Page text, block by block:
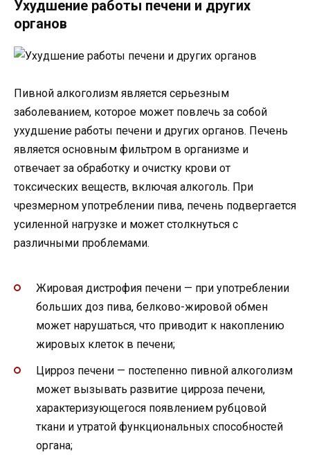
Ухудшение работы печени и других
органов
Пивной алкоголизм является серьезным
заболеванием, которое может повлечь за собой
ухудшение работы печени и других органов. Печень
является основным фильтром в организме и
отвечает за обработку и очистку крови от
токсических веществ, включая алкоголь. При
чрезмерном употреблении пива, печень подвергается
усиленной нагрузке и может столкнуться с
различными проблемами.
Жировая дистрофия печени — при употреблении
больших доз пива, белково-жировой обмен
может нарушаться, что приводит к накоплению
жировых клеток в печени;
Цирроз печени — постепенно пивной алкоголизм
может вызывать развитие цирроза печени,
характеризующегося появлением рубцовой
ткани и утратой функциональных способностей
органа;